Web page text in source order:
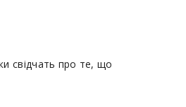
свідчать про те, що